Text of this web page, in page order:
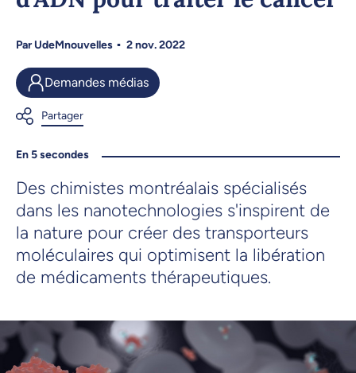
ParUdeMnouvelles 2 nov. 2022
Demandes médias
En 5 secondes
Des chimistes montréalais spécialisés
dans les nanotechnologies s'inspirent de
la nature pour créer des transporteurs
moléculaires qui optimisent la libération
de médicaments thérapeutiques.